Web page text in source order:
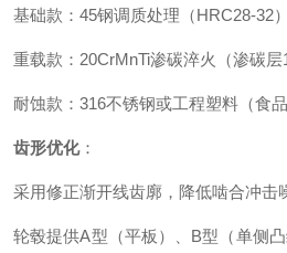
基础款：45钢调质处理（HRC28-32）
重载款：20CrMnTi渗碳淬火（渗碳层
耐蚀款：316不锈钢或工程塑料（食品
齿形优化：
采用修正渐开线齿廓，降低啮合冲击
轮毂提供A型（平板）、B型（单侧